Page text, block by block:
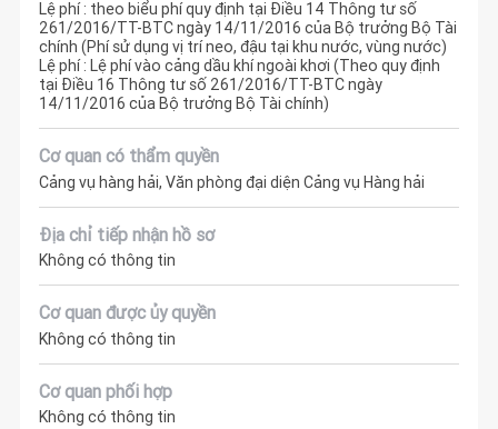
Lệ phí : theo biểu phí quy định tại Điều 14 Thông tư số
261/2016/TT-BTC ngày 14/11/2016 của Bộ trưởng Bộ Tài
chính (Phí sử dụng vị trí neo, đậu tại khu nước, vùng nước)
Lệ phí : Lệ phí vào cảng dầu khí ngoài khơi (Theo quy định
tại Điều 16 Thông tư số 261/2016/TT-BTC ngày
14/11/2016 của Bộ trưởng Bộ Tài chính)
Cơ quan có thẩm quyền
Cảng vụ hàng hải, Văn phòng đại diện Cảng vụ Hàng hải
Địa chỉ tiếp nhận hồ sơ
Không có thông tin
Cơ quan được ủy quyền
Không có thông tin
Cơ quan phối hợp
Không có thông tin